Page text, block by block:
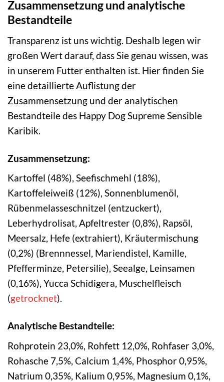
Zusammensetzung und analytische
Bestandteile
Transparenz ist uns wichtig. Deshalb legen wir
großen Wert darauf, dass Sie genau wissen, was
in unserem Futter enthalten ist. Hier finden Sie
eine detaillierte Auflistung der
Zusammensetzung und der analytischen
Bestandteile des Happy Dog Supreme Sensible
Karibik.
Zusammensetzung:
Kartoffel (48%), Seefischmehl (18%),
Kartoffeleiweiß (12%), Sonnenblumenöl,
Rübenmelasseschnitzel (entzuckert),
Leberhydrolisat, Apfeltrester (0,8%), Rapsöl,
Meersalz, Hefe (extrahiert), Kräutermischung
(0,2%) (Brennnessel, Mariendistel, Kamille,
Pfefferminze, Petersilie), Seealge, Leinsamen
(0,16%), Yucca Schidigera, Muschelfleisch
(getrocknet).
Analytische Bestandteile:
Rohprotein 23,0%, Rohfett 12,0%, Rohfaser 3,0%,
Rohasche 7,5%, Calcium 1,4%, Phosphor 0,95%,
Natrium 0,35%, Kalium 0,95%, Magnesium 0,1%,